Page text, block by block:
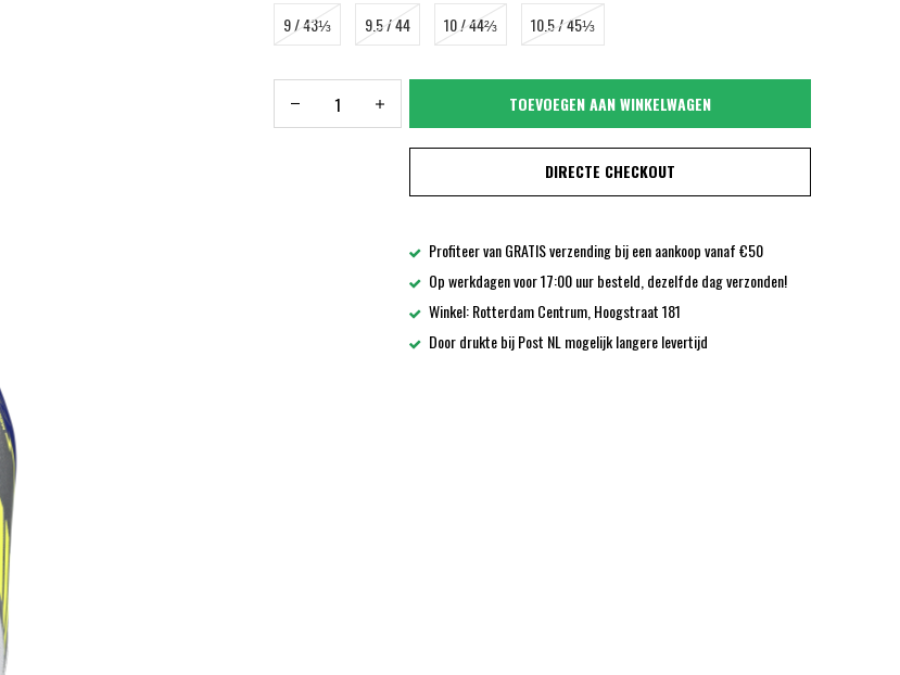
9 / 43⅓ 9.5 / 44 10 / 44⅔ 10.5 / 45⅓
TOEVOEGEN AAN WINKELWAGEN
DIRECTE CHECKOUT
Profiteer van GRATIS verzending bij een aankoop vanaf €50
Op werkdagen voor 17:00 uur besteld, dezelfde dag verzonden!
Winkel: Rotterdam Centrum, Hoogstraat 181
Door drukte bij Post NL mogelijk langere levertijd